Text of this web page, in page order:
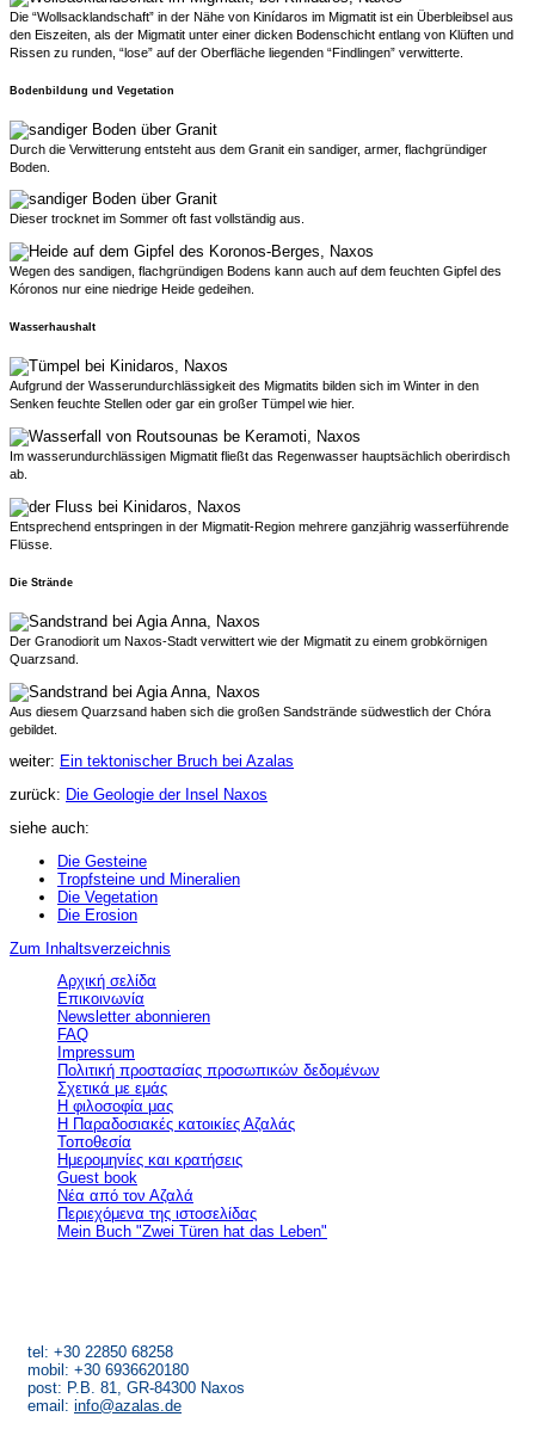
Die “Wollsacklandschaft” in der Nähe von Kinídaros im Migmatit ist ein Überbleibsel aus
den Eiszeiten, als der Migmatit unter einer dicken Bodenschicht entlang von Klüften und
Rissen zu runden, “lose” auf der Oberfläche liegenden “Findlingen” verwitterte.
Bodenbildung und Vegetation
Durch die Verwitterung entsteht aus dem Granit ein sandiger, armer, flachgründiger
Boden.
Dieser trocknet im Sommer oft fast vollständig aus.
Wegen des sandigen, flachgründigen Bodens kann auch auf dem feuchten Gipfel des
Kóronos nur eine niedrige Heide gedeihen.
Wasserhaushalt
Aufgrund der Wasserundurchlässigkeit des Migmatits bilden sich im Winter in den
Senken feuchte Stellen oder gar ein großer Tümpel wie hier.
Im wasserundurchlässigen Migmatit fließt das Regenwasser hauptsächlich oberirdisch
ab.
Entsprechend entspringen in der Migmatit-Region mehrere ganzjährig wasserführende
Flüsse.
Die Strände
Der Granodiorit um Naxos-Stadt verwittert wie der Migmatit zu einem grobkörnigen
Quarzsand.
Aus diesem Quarzsand haben sich die großen Sandstrände südwestlich der Chóra
gebildet.
weiter: Ein tektonischer Bruch bei Azalas
zurück: Die Geologie der Insel Naxos
siehe auch:
Die Gesteine
Tropfsteine und Mineralien
Die Vegetation
Die Erosion
Zum Inhaltsverzeichnis
Αρχική σελίδα
Επικοινωνία
Newsletter abonnieren
FAQ
Impressum
Πολιτική προστασίας προσωπικών δεδομένων
Σχετικά με εμάς
Η φιλοσοφία μας
Η Παραδοσιακές κατοικίες Αζαλάς
Τοποθεσία
Ημερομηνίες και κρατήσεις
Guest book
Νέα από τον Αζαλά
Περιεχόμενα της ιστοσελίδας
Mein Buch "Zwei Türen hat das Leben"
tel: +30 22850 68258
mobil: +30 6936620180
post: P.B. 81, GR-84300 Naxos
email: info@azalas.de